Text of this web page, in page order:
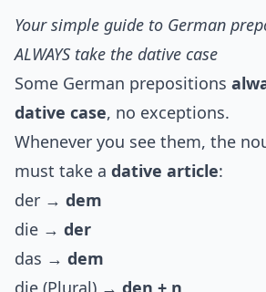
Your simple guide to German
ALWAYS take the dative case
Some German prepositions
dative case, no exceptions.
Whenever you see them, the
must take a dative article:
der → dem
die → der
das → dem